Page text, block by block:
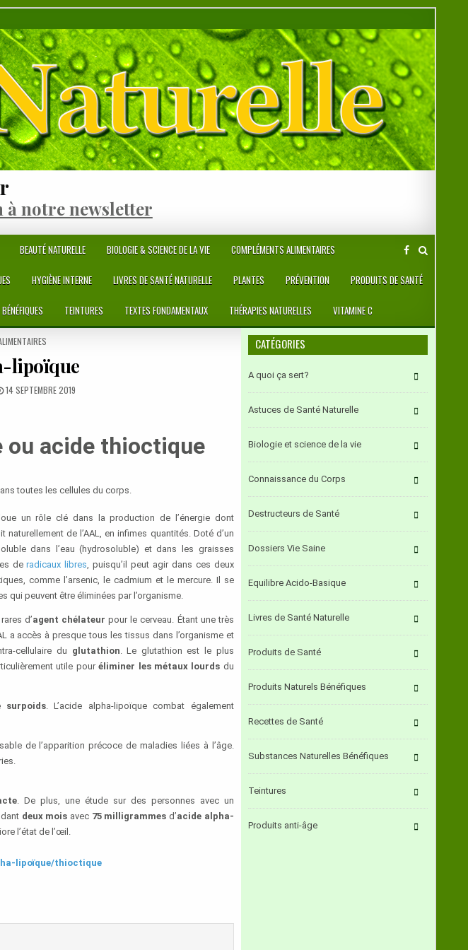
notre newsletter
BEAUTÉ NATURELLE BIOLOGIE & SCIENCE DE LA VIE COMPLÉMENTS ALIMENTAIRES
HYGIÈNE INTERNE LIVRES DE SANTÉ NATURELLE PLANTES PRÉVENTION PRODUITS DE SANTÉ
TEINTURES TEXTES FONDAMENTAUX THÉRAPIES NATURELLES VITAMINE C
lipoïque
PUBLISHED
14 SEPTEMBRE 2019
ou acide thioctique
toutes les cellules du corps.
un rôle clé dans la production de l’énergie dont
de l’AAL, en infimes quantités. Doté d’un
dans l’eau (hydrosoluble) et dans les graisses
deradicaux libres, puisqu’il peut agir dans ces deux
comme l’arsenic, le cadmium et le mercure. Il se
qui peuvent être éliminées par l’organisme.
d’agent chélateur pour le cerveau. Étant une très
a accès à presque tous les tissus dans l’organisme et
cellulaire du glutathion. Le glutathion est le plus
utile pouréliminer les métaux lourds du
surpoids. L’acide alpha-lipoïque combat également
de l’apparition précoce de maladies liées à l’âge.
. De plus, une étude sur des personnes avec un
deux mois avec 75 milligrammes d’acide alpha-
l’état de l’œil.
lipoïque/thioctique
CATÉGORIES
A quoi ça sert?
Astuces de Santé Naturelle
Biologie et science de la vie
Connaissance du Corps
Destructeurs de Santé
Dossiers Vie Saine
Equilibre Acido-Basique
Livres de Santé Naturelle
Produits de Santé
Produits Naturels Bénéfiques
Recettes de Santé
Substances Naturelles Bénéfiques
Teintures
Produits anti-âge